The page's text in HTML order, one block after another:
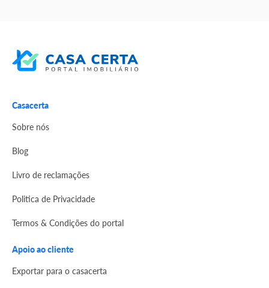
Casacerta
Sobre nós
Blog
Livro de reclamações
Politica de Privacidade
Termos & Condições do portal
Apoio ao cliente
Exportar para o casacerta